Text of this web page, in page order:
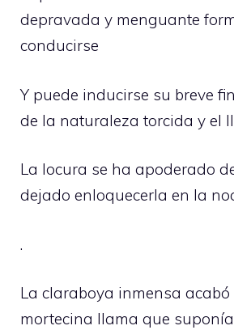
depravada y menguante
conducirse
Y puede inducirse su breve
de la naturaleza torcida y el
La locura se ha apoderado
dejado enloquecerla en la
.
La claraboya inmensa acabó
mortecina llama que